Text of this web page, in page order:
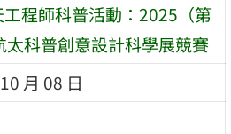
程師科普活動：2025（第
太科普創意設計科學展競賽
月 08 日